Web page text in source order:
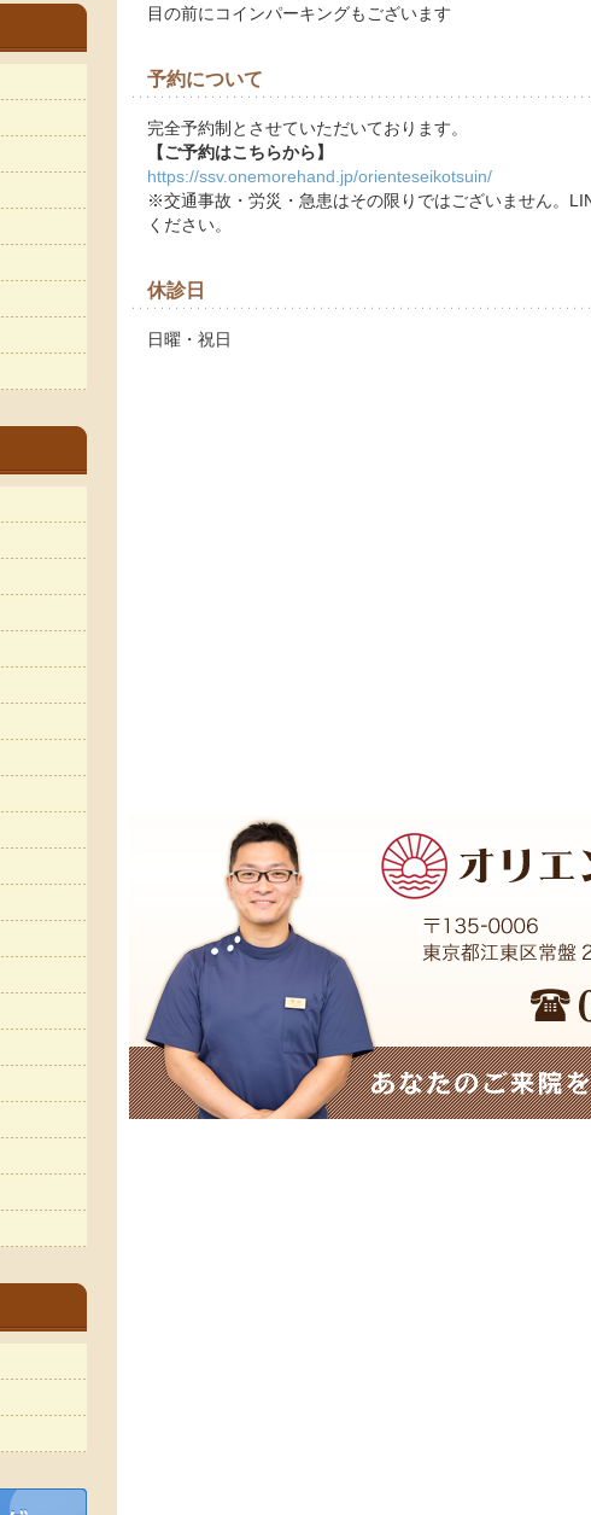
目の前にコインパーキングもございます
予約について
完全予約制とさせていただいております。
【ご予約はこちらから】
https://ssv.onemorehand.jp/orienteseikotsuin/
※交通事故・労災・急患はその限りではございません。
ください。
休診日
日曜・祝日